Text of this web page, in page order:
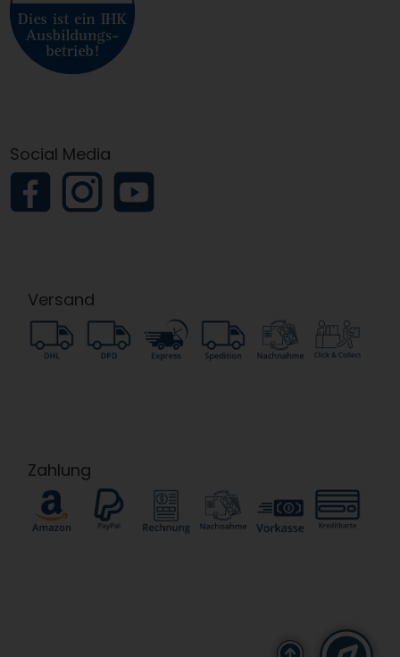
Social Media
Versand
Zahlung